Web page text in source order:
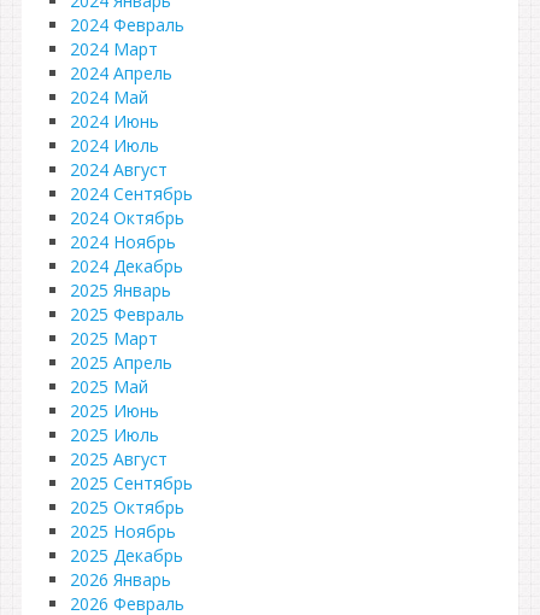
2024 Февраль
2024 Март
2024 Апрель
2024 Май
2024 Июнь
2024 Июль
2024 Август
2024 Сентябрь
2024 Октябрь
2024 Ноябрь
2024 Декабрь
2025 Январь
2025 Февраль
2025 Март
2025 Апрель
2025 Май
2025 Июнь
2025 Июль
2025 Август
2025 Сентябрь
2025 Октябрь
2025 Ноябрь
2025 Декабрь
2026 Январь
2026 Февраль